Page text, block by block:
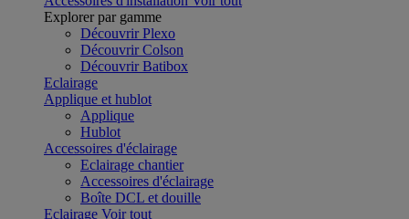
Explorer par gamme
Découvrir Plexo
Découvrir Colson
Découvrir Batibox
Eclairage
Applique et hublot
Applique
Hublot
Accessoires d'éclairage
Eclairage chantier
Accessoires d'éclairage
Boîte DCL et douille
Eclairage Voir tout